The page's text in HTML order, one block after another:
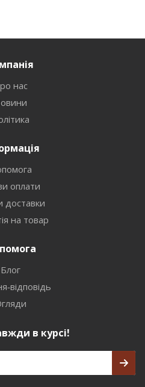
нас
оплати
доставки
на товар
Блог
відповідь
в курсі!